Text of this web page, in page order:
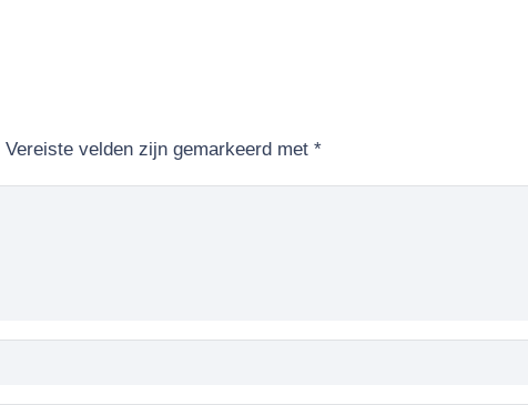
Vereiste velden zijn gemarkeerd met *